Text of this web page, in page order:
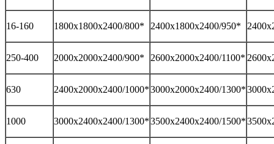
16-160 1800х1800х2400/800* 2400х1800х2400/950*
250-400 2000х2000х2400/900* 2600х2000х2400/1100*
630 2400х2000х2400/1000*3000х2000х2400/1300*
1000 3000х2400х2400/1300*3500х2400х2400/1500*